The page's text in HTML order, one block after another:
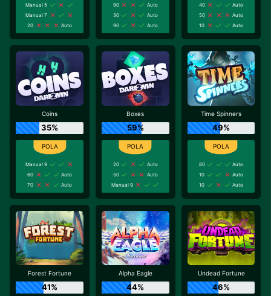
Manual 5
Manual 7
20
Auto
90
Auto
30
Auto
90
Auto
40
Auto
50
Auto
10
Auto
Coins
35%
Manual 9
60
Auto
70
Auto
Boxes
59%
20
Auto
50
Auto
Manual 9
Time Spinners
49%
80
Auto
10
Auto
10
Auto
Forest Fortune
41%
Alpha Eagle
44%
Undead Fortune
46%